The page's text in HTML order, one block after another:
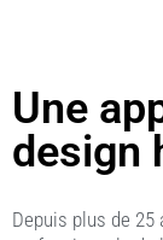
Une
design
Depuis plus de 25